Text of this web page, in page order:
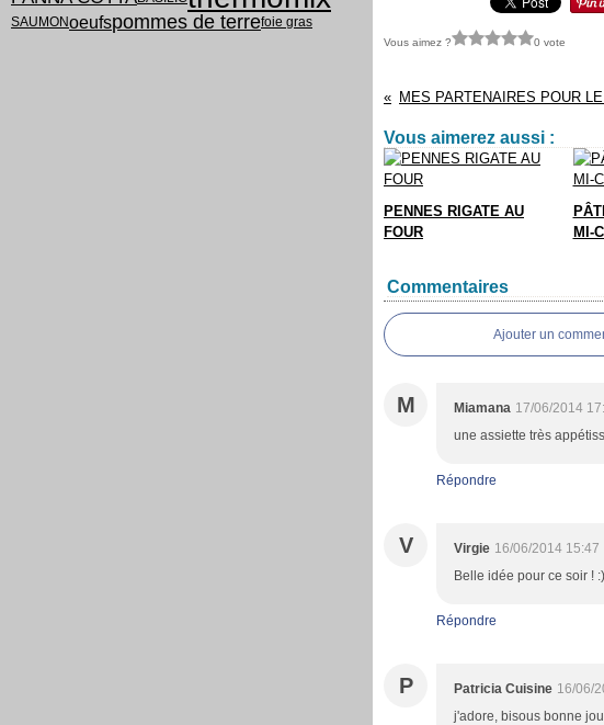
SAUMONoeufspommes de terrefoie gras
Vous aimez ? 0 vote
Vous aimerez aussi :
PENNES RIGATE AU
FOUR
MI-
Commentaires
Ajouter un
M Miamana 17/06/2014
une assiette très
Répondre
V Virgie 16/06/2014 15:47
Belle idée pour ce soir ! :)
Répondre
P Patricia Cuisine 16/06/
j'adore, bisous bonne